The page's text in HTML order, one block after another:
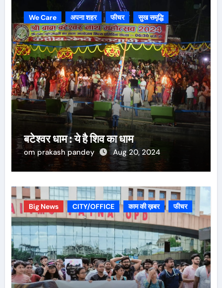
We Care अपना शहर फीचर सुख समृद्धि
बटेश्वर धाम : ये है शिव का धाम
om prakash pandey Aug 20, 2024
Big News CITY/OFFICE काम की ख़बर फीचर